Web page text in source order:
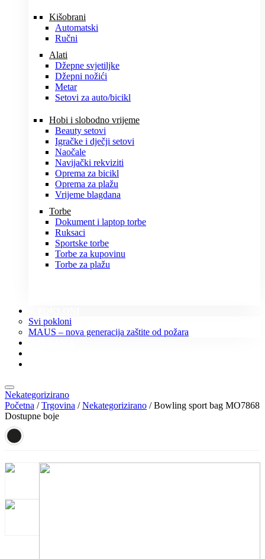
Kišobrani
Automatski
Ručni
Alati
Džepne svjetiljke
Džepni nožići
Metar
Setovi za auto/bicikl
Hobi i slobodno vrijeme
Beauty setovi
Igračke i dječji setovi
Naočale
Navijački rekviziti
Oprema za bicikl
Oprema za plažu
Vrijeme blagdana
Torbe
Dokument i laptop torbe
Ruksaci
Sportske torbe
Torbe za kupovinu
Torbe za plažu
Svi pokloni
MAUS – nova generacija zaštite od požara
Nekategorizirano
Početna /Trgovina /Nekategorizirano / Bowling sport bag MO7868
Dostupne boje